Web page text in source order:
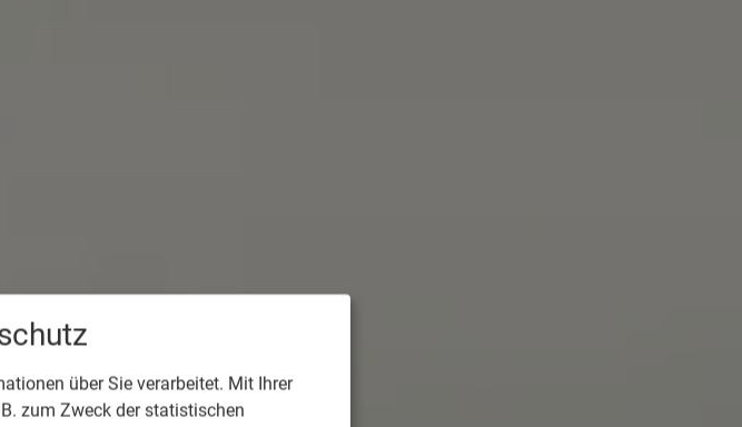
über Sie verarbeitet. Mit Ihrer
zum Zweck der statistischen